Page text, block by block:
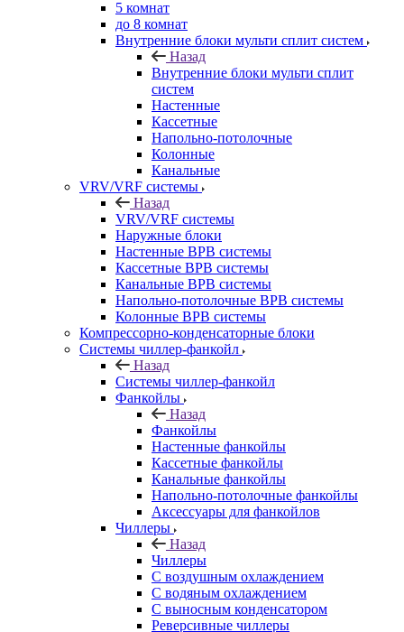
5 комнат
до 8 комнат
Внутренние блоки мульти сплит систем
Назад
Внутренние блоки мульти сплит
систем
Настенные
Кассетные
Напольно-потолочные
Колонные
Канальные
VRV/VRF системы
Назад
VRV/VRF системы
Наружные блоки
Настенные ВРВ системы
Кассетные ВРВ системы
Канальные ВРВ системы
Напольно-потолочные ВРВ системы
Колонные ВРВ системы
Компрессорно-конденсаторные блоки
Системы чиллер-фанкойл
Назад
Системы чиллер-фанкойл
Фанкойлы
Назад
Фанкойлы
Настенные фанкойлы
Кассетные фанкойлы
Канальные фанкойлы
Напольно-потолочные фанкойлы
Аксессуары для фанкойлов
Чиллеры
Назад
Чиллеры
С воздушным охлаждением
С водяным охлаждением
С выносным конденсатором
Реверсивные чиллеры